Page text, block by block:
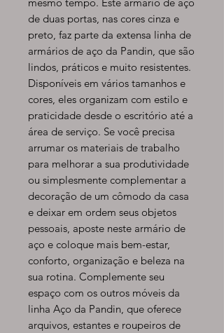
de duas portas, nas cores cinza e
preto, faz parte da extensa linha de
armários de aço da Pandin, que são
lindos, práticos e muito resistentes.
Disponíveis em vários tamanhos e
cores, eles organizam com estilo e
praticidade desde o escritório até a
área de serviço. Se você precisa
arrumar os materiais de trabalho
para melhorar a sua produtividade
ou simplesmente complementar a
decoração de um cômodo da casa
e deixar em ordem seus objetos
pessoais, aposte neste armário de
aço e coloque mais bem-estar,
conforto, organização e beleza na
sua rotina. Complemente seu
espaço com os outros móveis da
linha Aço da Pandin, que oferece
arquivos, estantes e roupeiros de